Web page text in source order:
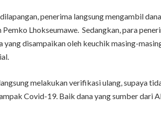
penerima langsung mengambil
Lhokseumawe. Sedangkan, para
yang disampaikan oleh keuchik masing-
melakukan verifikasi ulang, supaya
Covid-19. Baik dana yang sumber dari